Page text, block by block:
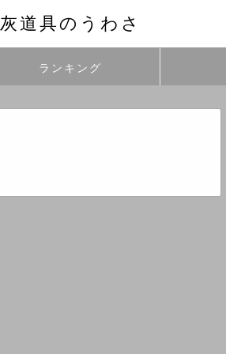
灰道具のうわさ
ランキング